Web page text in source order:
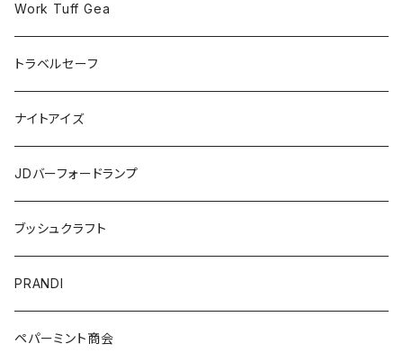
Work Tuff Gea
トラベルセーフ
ナイトアイズ
JDバーフォードランプ
ブッシュクラフト
PRANDI
ペパーミント商会